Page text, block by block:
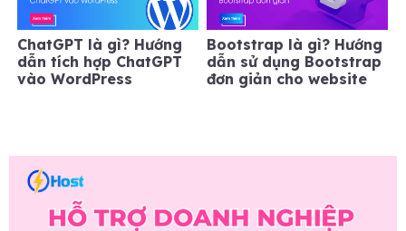
ChatGPT là gì? Hướng
dẫn tích hợp ChatGPT
vào WordPress
Bootstrap là gì? Hướng
dẫn sử dụng Bootstrap
đơn giản cho website